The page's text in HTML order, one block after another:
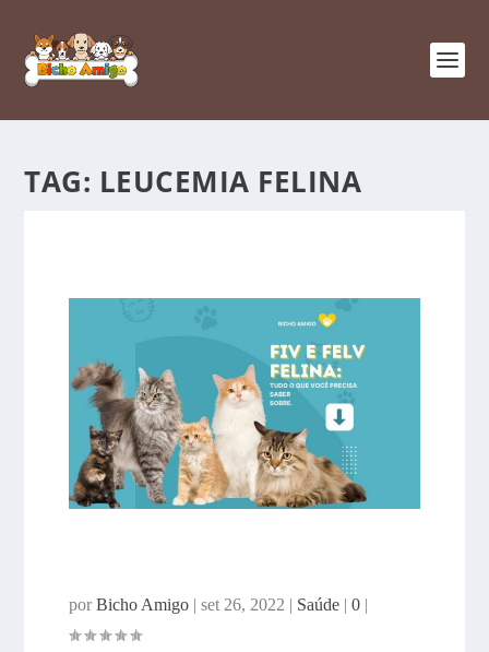
TAG: LEUCEMIA FELINA
porBicho Amigo| set 26, 2022 | Saúde| 0 |